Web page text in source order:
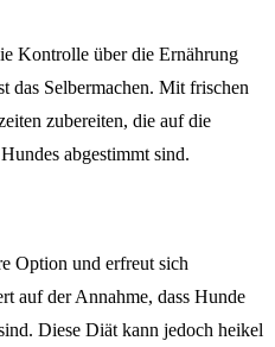
Kontrolle über die Ernährung
das Selbermachen. Mit frischen
zubereiten, die auf die
abgestimmt sind.
Option und erfreut sich
auf der Annahme, dass Hunde
Diese Diät kann jedoch heikel